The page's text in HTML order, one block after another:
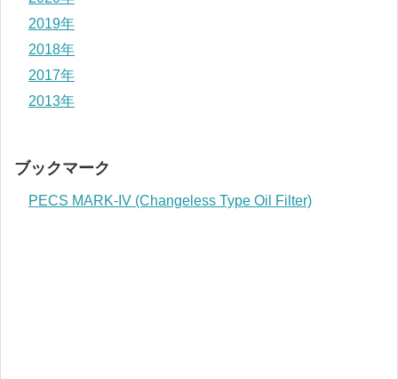
2019年
2018年
2017年
2013年
ブックマーク
PECS MARK-IV (Changeless Type Oil Filter)